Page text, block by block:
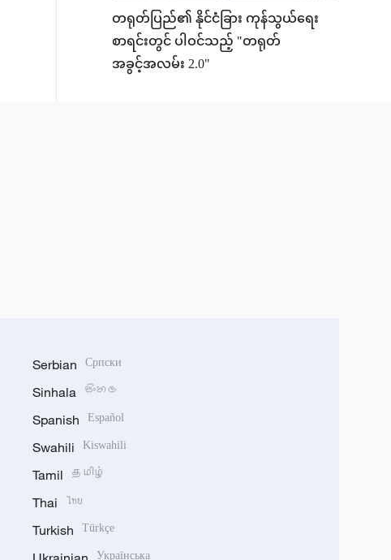
တရုတ်ပြည်၏ နိုင်ငံခြား ကုန်သွယ်ရေး
စာရင်းတွင် ပါဝင်သည့် "တရုတ်
အခွင့်အလမ်း 2.0"
Serbian Српски
Sinhala සිංහල
Spanish Español
Swahili Kiswahili
Tamil தமிழ்
Thai ไทย
Turkish Türkçe
Українська